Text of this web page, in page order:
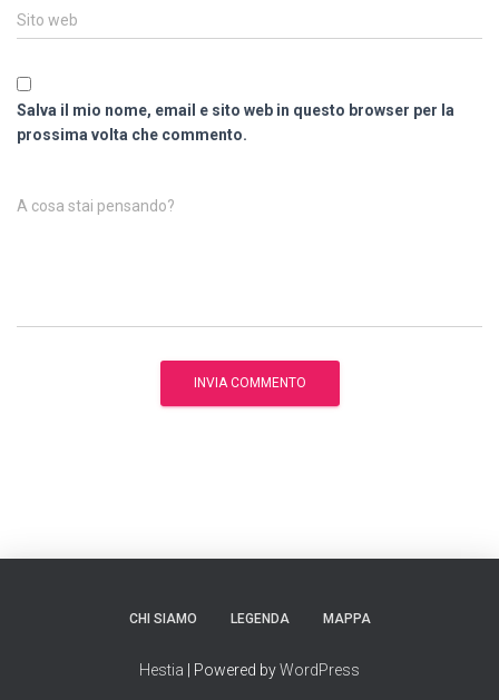
Sito web
Salva il mio nome, email e sito web in questo browser per la
prossima volta che commento.
A cosa stai pensando?
CHI SIAMO LEGENDA MAPPA
Hestia | Powered byWordPress